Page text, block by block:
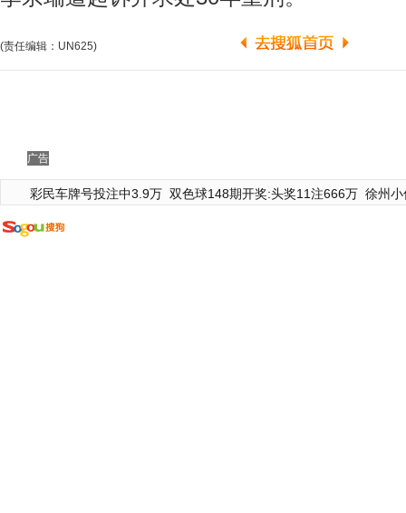
(责任编辑：UN625)
广告
彩民车牌号投注中3.9万 双色球148期开奖:头奖11注666万 徐州